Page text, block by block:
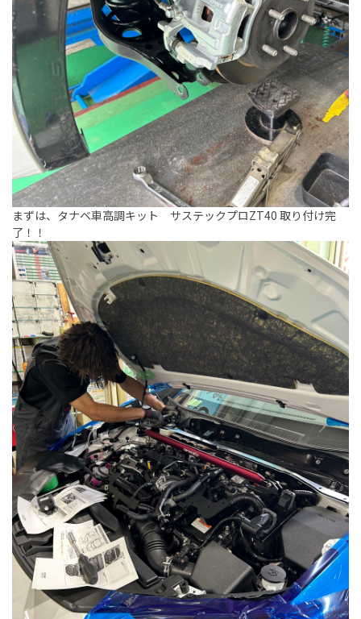
まずは、タナベ車高調キット サステックプロZT40 取り付け完
了！！